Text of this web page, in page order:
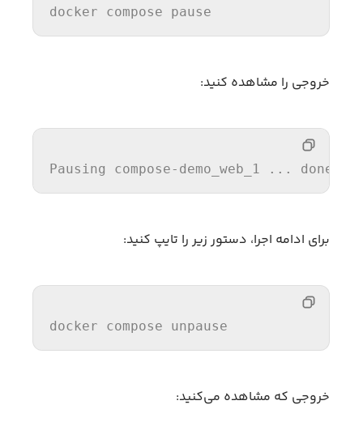
docker compose pause
خروجی را مشاهده کنید:
Pausing compose-demo_web_1 ... done
برای ادامه اجرا، دستور زیر را تایپ کنید:
docker compose unpause
خروجی که مشاهده می‌کنید: